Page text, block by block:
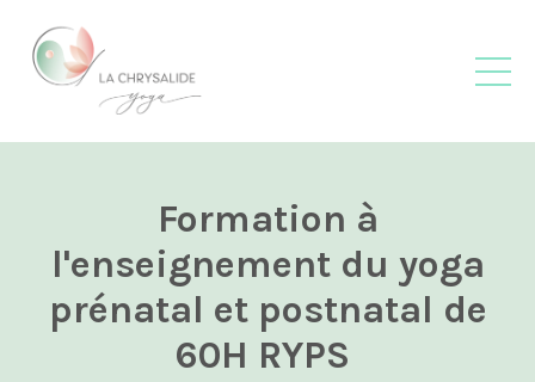
Formation à
l'enseignement du yoga
prénatal et postnatal de
60H RYPS